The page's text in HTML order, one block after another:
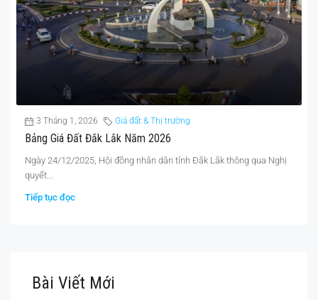
3 Tháng 1, 2026 Giá đất & Thị trường
Bảng Giá Đất Đắk Lắk Năm 2026
Ngày 24/12/2025, Hội đồng nhân dân tỉnh Đắk Lắk thông qua Nghị
quyết...
Tiếp tục đọc
Bài Viết Mới